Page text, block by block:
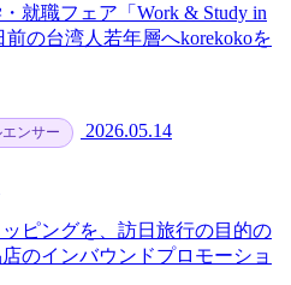
就職フェア「Work & Study in
前の台湾人若年層へkorekokoを
ンサー 2026.05.14
ピングを、訪日旅行の目的の
のインバウンドプロモーショ